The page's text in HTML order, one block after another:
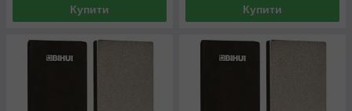
Купити Купити